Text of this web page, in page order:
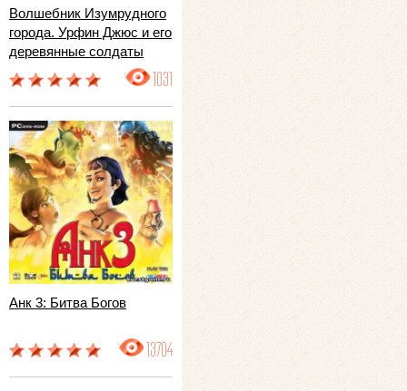
Волшебник Изумрудного
города. Урфин Джюс и его
деревянные солдаты
1031
Анк 3: Битва Богов
13704